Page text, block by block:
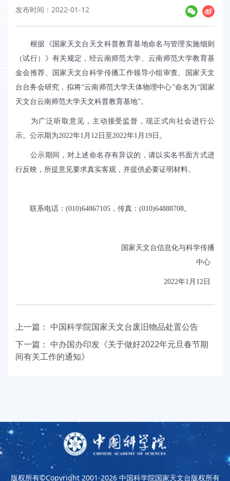
发布时间：2022-01-12
根据《国家天文台天文科普教育基地命名与管理实施细则
（试行）》有关规定，经云南师范大学、云南师范大学教育基
金会推荐、国家天文台科学传播工作领导小组审查、国家天文
台台务会研究，拟将“云南师范大学天体物理中心”命名为“国家
天文台云南师范大学天文科普教育基地”。
为广泛听取意见，主动接受监督，现正式向社会进行公
示。公示期为2022年1 月 12 日至2022年1 月 19 日。
公示期间，对上述命名存有异议的，请以实名书面方式进
行反映，所提意见要求真实客观，并提供必要证明材料。
联系电话： (010)64867105 ，传真： (010)64888708。
国家天文台信息化与科学传播
中心
2022年1 月 12 日
上一篇： 中国科学院国家天文台废旧物品处置公告
下一篇： 中办国办印发《关于做好2022年元旦春节期
间有关工作的通知》
版权所有©Copyright 2001-2026 中国科学院国家天文台版权所有